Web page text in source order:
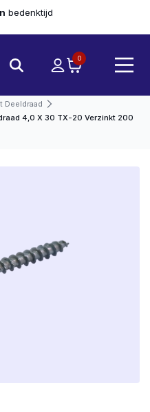
bedenktijd
0
Deeldraad
4,0 X 30 TX-20 Verzinkt 200